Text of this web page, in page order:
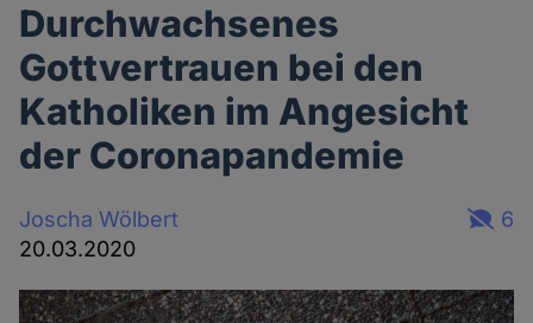
Durchwachsenes
Gottvertrauen bei den
Katholiken im Angesicht
der Coronapandemie
Joscha Wölbert
20.03.2020
6